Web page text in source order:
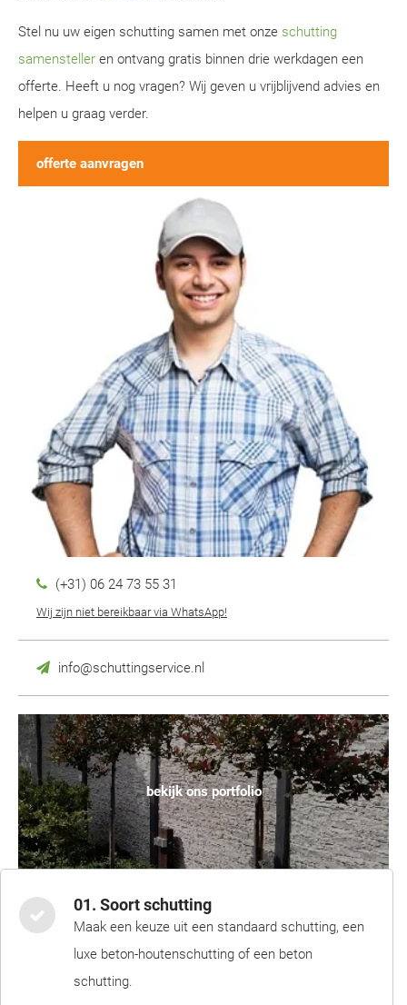
Stel nu uw eigen schutting samen met onze schutting
samensteller en ontvang gratis binnen drie werkdagen een
offerte. Heeft u nog vragen? Wij geven u vrijblijvend advies en
helpen u graag verder.
offerte aanvragen
(+31) 06 24 73 55 31
Wij zijn niet bereikbaar via WhatsApp!
info@schuttingservice.nl
bekijk ons portfolio
01. Soort schutting
Maak een keuze uit een standaard schutting, een
luxe beton-houtenschutting of een beton
schutting.